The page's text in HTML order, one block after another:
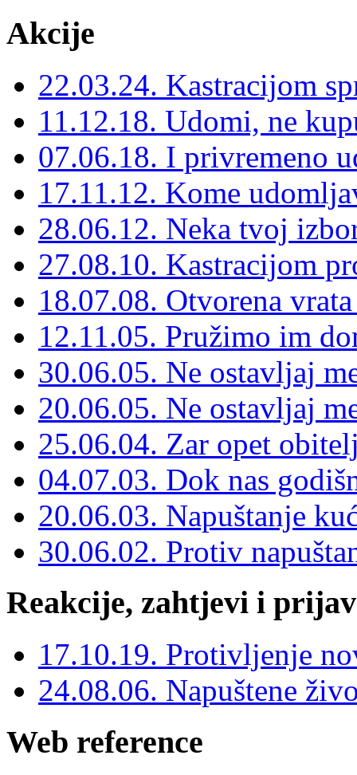
Akcije
22.03.24. Kastracijom
11.12.18. Udomi, ne
07.06.18. I privremeno
17.11.12. Kome
28.06.12. Neka tvoj
27.08.10. Kastracijom
18.07.08. Otvorena
12.11.05. Pružimo im
30.06.05. Ne ostavljaj
20.06.05. Ne ostavljaj
25.06.04. Zar opet
04.07.03. Dok nas
20.06.03. Napuštanje
30.06.02. Protiv
Reakcije, zahtjevi i
17.10.19. Protivljenje
24.08.06. Napuštene
Web reference